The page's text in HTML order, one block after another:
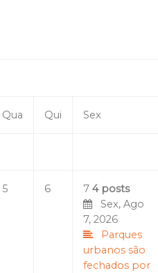
Qua Qui Sex
5 6 7 4 posts
Sex, Ago
7, 2026
Parques
urbanos são
fechados por